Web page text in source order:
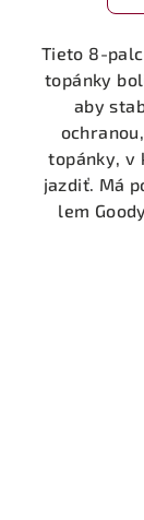
Tieto 8-
topánky
aby
topánky, v
jazdiť. Má
lem